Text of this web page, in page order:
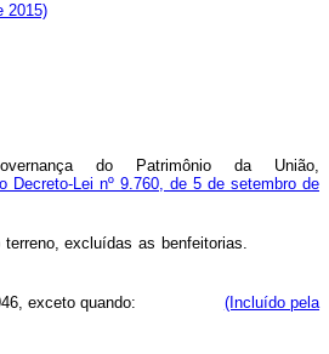
2015)
do Patrimônio da União,
Decreto-Lei nº 9.760, de 5 de setembro de
do terreno, excluídas as benfeitorias.
1946, exceto quando: (Incluído pela